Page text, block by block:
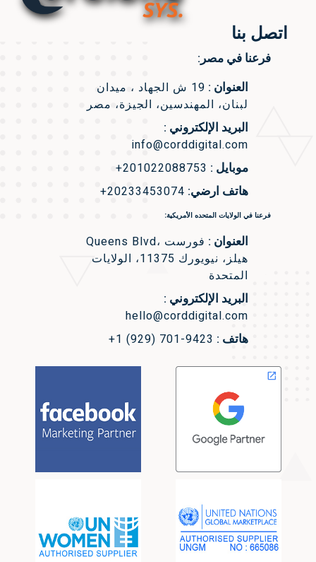
اتصل بنا
فرعنا في مصر:
العنوان :
19 ش الجهاد ، ميدان
لبنان، المهندسين، الجيزة، مصر
البريد الإلكتروني :
info@corddigital.com
موبايل : +201022088753
هاتف ارضي: +20233453074
فرعنا في الولايات المتحده الأمريكية:
العنوان :
Queens Blvd، فورست
هيلز، نيويورك 11375، الولايات
المتحدة
البريد الإلكتروني :
hello@corddigital.com
هاتف : +1 (929) 701-9423